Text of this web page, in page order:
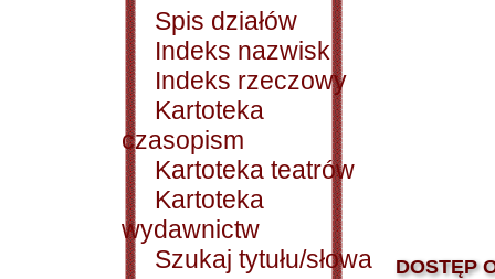
Spis działów
Indeks nazwisk
Indeks rzeczowy
Kartoteka
czasopism
Kartoteka teatrów
Kartoteka
wydawnictw
Szukaj tytułu/słowa
DOSTĘP